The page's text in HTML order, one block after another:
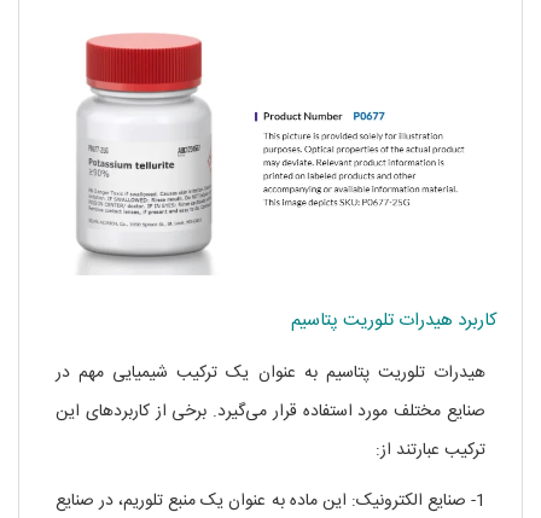
کاربرد هیدرات تلوریت پتاسیم
هیدرات تلوریت پتاسیم به عنوان یک ترکیب شیمیایی مهم در
صنایع مختلف مورد استفاده قرار می‌گیرد. برخی از کاربردهای این
ترکیب عبارتند از:
1- صنایع الکترونیک: این ماده به عنوان یک منبع تلوریم، در صنایع